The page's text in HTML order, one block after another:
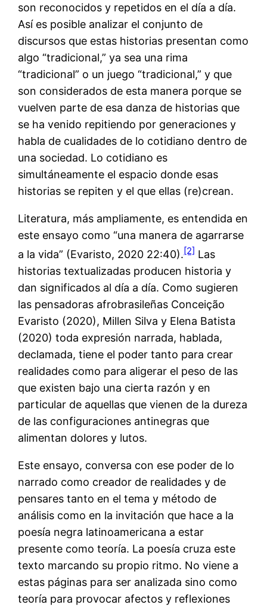
son reconocidos y repetidos en el día a día.
Así es posible analizar el conjunto de
discursos que estas historias presentan como
algo “tradicional,” ya sea una rima
“tradicional” o un juego “tradicional,” y que
son considerados de esta manera porque se
vuelven parte de esa danza de historias que
se ha venido repitiendo por generaciones y
habla de cualidades de lo cotidiano dentro de
una sociedad. Lo cotidiano es
simultáneamente el espacio donde esas
historias se repiten y el que ellas (re)crean.
Literatura, más ampliamente, es entendida en
este ensayo como “una manera de agarrarse
a la vida” (Evaristo, 2020 22:40).[2] Las
historias textualizadas producen historia y
dan significados al día a día. Como sugieren
las pensadoras afrobrasileñas Conceição
Evaristo (2020), Millen Silva y Elena Batista
(2020) toda expresión narrada, hablada,
declamada, tiene el poder tanto para crear
realidades como para aligerar el peso de las
que existen bajo una cierta razón y en
particular de aquellas que vienen de la dureza
de las configuraciones antinegras que
alimentan dolores y lutos.
Este ensayo, conversa con ese poder de lo
narrado como creador de realidades y de
pensares tanto en el tema y método de
análisis como en la invitación que hace a la
poesía negra latinoamericana a estar
presente como teoría. La poesía cruza este
texto marcando su propio ritmo. No viene a
estas páginas para ser analizada sino como
teoría para provocar afectos y reflexiones